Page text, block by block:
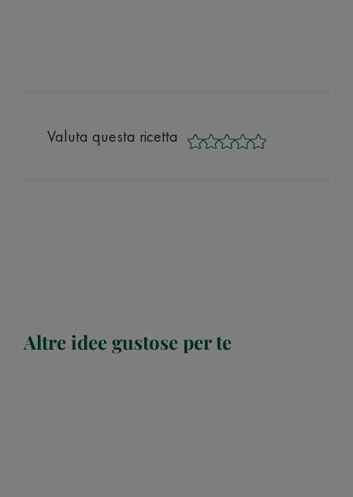
Valuta questa ricetta
Altre idee gustose per te